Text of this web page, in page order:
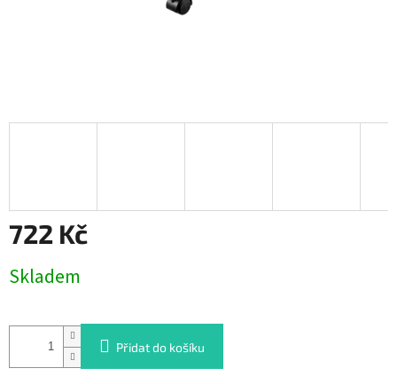
722 Kč
cena:
Skladem
Přidat do košíku